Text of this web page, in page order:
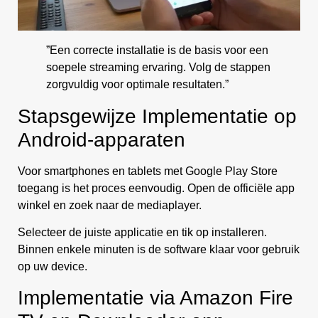
”Een correcte installatie is de basis voor een
soepele streaming ervaring. Volg de stappen
zorgvuldig voor optimale resultaten.”
Stapsgewijze Implementatie op
Android-apparaten
Voor smartphones en tablets met Google Play Store
toegang is het proces eenvoudig. Open de officiële app
winkel en zoek naar de mediaplayer.
Selecteer de juiste applicatie en tik op installeren.
Binnen enkele minuten is de software klaar voor gebruik
op uw device.
Implementatie via Amazon Fire